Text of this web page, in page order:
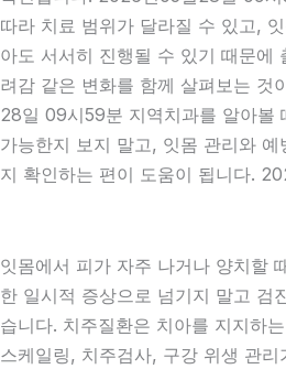
따라 치료 범위가 달라질 수 있고,
아도 서서히 진행될 수 있기 때문에
려감 같은 변화를 함께 살펴보는 것
28일 09시59분 지역치과를 알아볼
가능한지 보지 말고, 잇몸 관리와
지 확인하는 편이 도움이 됩니다.
잇몸에서 피가 자주 나거나 양치할
한 일시적 증상으로 넘기지 말고 검
습니다. 치주질환은 치아를 지지하
스케일링, 치주검사, 구강 위생 관